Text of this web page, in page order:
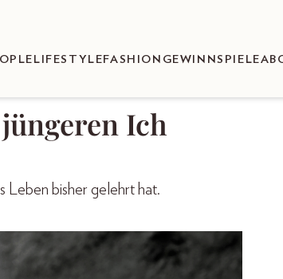
LIFESTYLEFASHION GEWINNSPIELE
Ich
Leben bisher gelehrt hat.